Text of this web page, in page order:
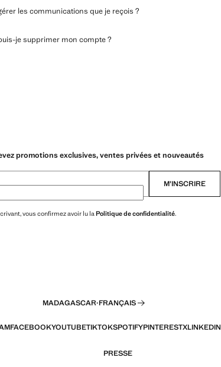
les communications que je reçois ?
je supprimer mon compte ?
promotions exclusives, ventes privées et nouveautés
M’INSCRIRE
vous confirmez avoir lu la Politique de confidentialité.
MADAGASCAR·FRANÇAIS
FACEBOOKYOUTUBETIKTOKSPOTIFYPINTERESTXLINKEDIN
PRESSE